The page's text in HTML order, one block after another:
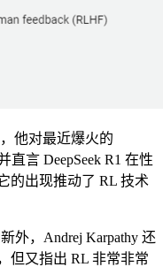
他对最近爆火的
直言 DeepSeek R1 在性
的出现推动了 RL 技术
外，Andrej Karpathy 还
但又指出 RL 非常非常